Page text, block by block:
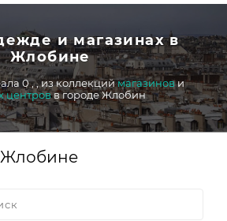
и магазинах в
Жлобине
0,,из коллекциймагазинови
центровв городе Жлобин